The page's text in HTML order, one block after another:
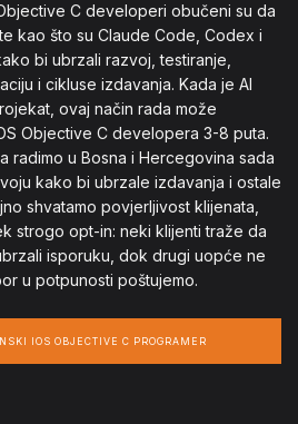
C developeri obučeni su da
kao što su Claude Code, Codex i
bi ubrzali razvoj, testiranje,
i cikluse izdavanja. Kada je AI
ovaj način rada može
Objective C developera 3-8 puta.
radimo u Bosna i Hercegovina sada
kako bi ubrzale izdavanja i ostale
shvatamo povjerljivost klijenata,
strogo opt-in: neki klijenti traže da
isporuku, dok drugi uopće ne
u potpunosti poštujemo.
IOS OBJECTIVE C PROGRAMER